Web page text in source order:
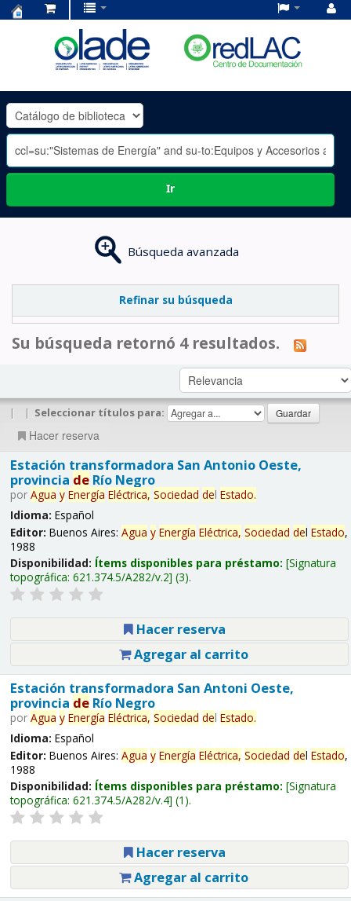
OLADE
-
Ir
Búsqueda avanzada
Refinar su búsqueda
Su búsqueda retornó 4 resultados.
| | Seleccionar títulos para:
Hacer reserva
Estación transformadora San Antonio Oeste,
provincia deRío Negro
por Agua y Energía Eléctrica, Sociedad del Estado.
Idioma: Español
Editor: Buenos Aires: Agua y Energía Eléctrica, Sociedad del Estado,
1988
Disponibilidad: Ítems disponibles para préstamo: Signatura
topográfica: 621.374.5/A282/v.2 (3).
Hacer reserva
Agregar al carrito
Estación transformadora San Antoni Oeste,
provincia deRío Negro
por Agua y Energía Eléctrica, Sociedad del Estado.
Idioma: Español
Editor: Buenos Aires: Agua y Energía Eléctrica, Sociedad del Estado,
1988
Disponibilidad: Ítems disponibles para préstamo: Signatura
topográfica: 621.374.5/A282/v.4 (1).
Hacer reserva
Agregar al carrito